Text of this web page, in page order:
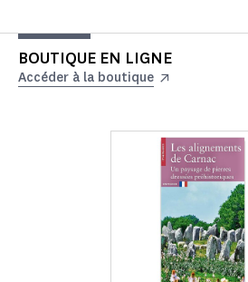
BOUTIQUE EN LIGNE
Accéder à la boutique